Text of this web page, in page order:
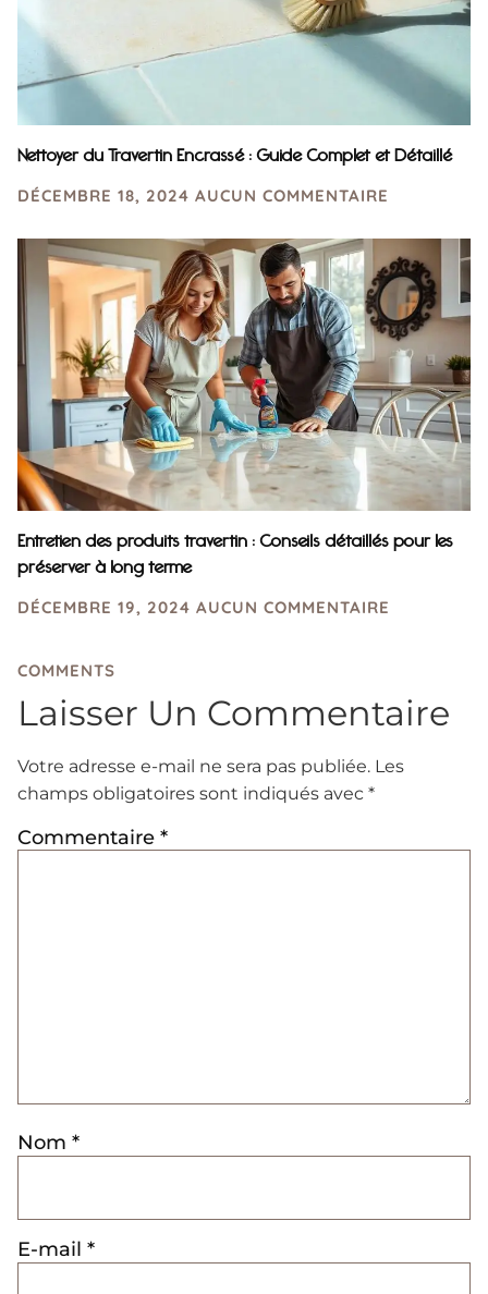
Nettoyer du Travertin Encrassé : Guide Complet et Détaillé
DÉCEMBRE 18, 2024 AUCUN COMMENTAIRE
Entretien des produits travertin : Conseils détaillés pour les
préserver à long terme
DÉCEMBRE 19, 2024 AUCUN COMMENTAIRE
COMMENTS
Laisser Un Commentaire
Votre adresse e-mail ne sera pas publiée. Les
champs obligatoires sont indiqués avec *
Commentaire *
Nom *
E-mail *